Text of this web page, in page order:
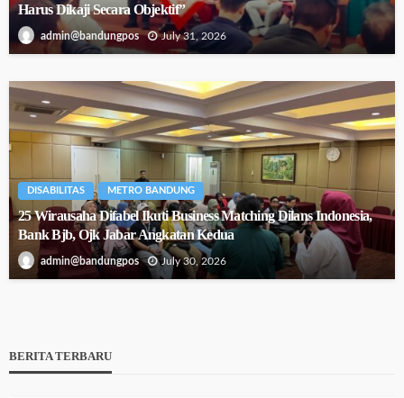
Harus Dikaji Secara Objektif”
admin@bandungpos July 31, 2026
DISABILITAS METRO BANDUNG
25 Wirausaha Difabel Ikuti Business Matching Dilans Indonesia,
Bank Bjb, Ojk Jabar Angkatan Kedua
admin@bandungpos July 30, 2026
BERITA TERBARU